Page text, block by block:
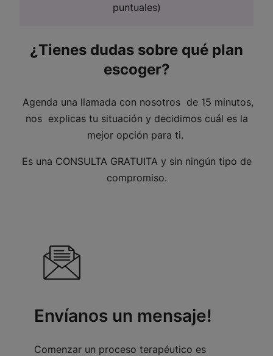
puntuales)
¿Tienes dudas sobre qué plan
escoger?
Agenda una llamada con nosotros de 15 minutos,
nos explicas tu situación y decidimos cuál es la
mejor opción para ti.
Es una CONSULTA GRATUITA y sin ningún tipo de
compromiso.
Envíanos un mensaje!
Comenzar un proceso terapéutico es